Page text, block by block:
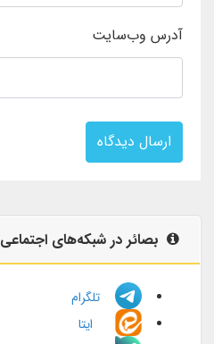
آدرس وب‌سایت
ارسال دیدگاه
بصائر در شبکه‌های اجتماعی
تلگرام
ایتا